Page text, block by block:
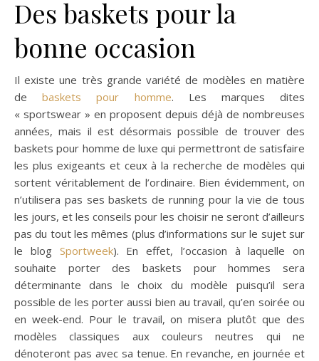
Des baskets pour la
bonne occasion
Il existe une très grande variété de modèles en matière
debaskets pour homme. Les marques dites
« sportswear » en proposent depuis déjà de nombreuses
années, mais il est désormais possible de trouver des
baskets pour homme de luxe qui permettront de satisfaire
les plus exigeants et ceux à la recherche de modèles qui
sortent véritablement de l’ordinaire. Bien évidemment, on
n’utilisera pas ses baskets de running pour la vie de tous
les jours, et les conseils pour les choisir ne seront d’ailleurs
pas du tout les mêmes (plus d’informations sur le sujet sur
le blog Sportweek). En effet, l’occasion à laquelle on
souhaite porter des baskets pour hommes sera
déterminante dans le choix du modèle puisqu’il sera
possible de les porter aussi bien au travail, qu’en soirée ou
en week-end. Pour le travail, on misera plutôt que des
modèles classiques aux couleurs neutres qui ne
dénoteront pas avec sa tenue. En revanche, en journée et